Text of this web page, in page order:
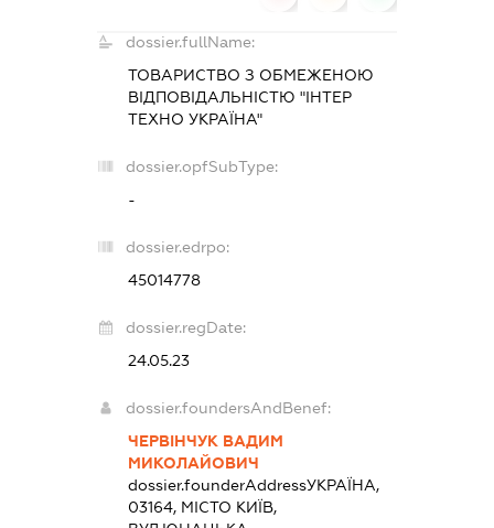
dossier.fullName:
ТОВАРИСТВО З ОБМЕЖЕНОЮ
ВІДПОВІДАЛЬНІСТЮ "ІНТЕР
ТЕХНО УКРАЇНА"
dossier.opfSubType:
-
dossier.edrpo:
45014778
dossier.regDate:
24.05.23
dossier.foundersAndBenef:
ЧЕРВІНЧУК ВАДИМ
МИКОЛАЙОВИЧ
dossier.founderAddressУКРАЇНА,
03164, МІСТО КИЇВ,